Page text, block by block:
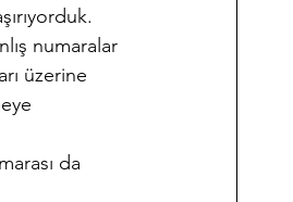
numaralar
üzerine
da